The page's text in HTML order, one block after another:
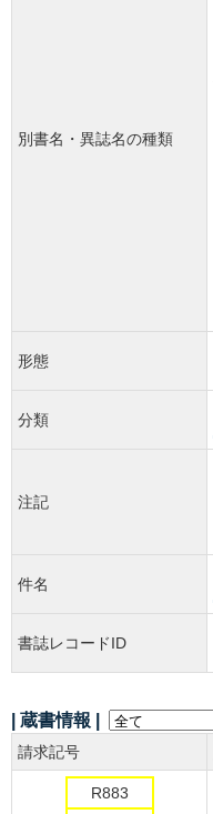
別書名・異誌名の種類
形態
分類
注記
件名
書誌レコードID
| 蔵書情報 |
請求記号
R883